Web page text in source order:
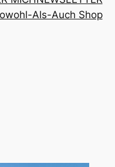
Als-Auch Shop